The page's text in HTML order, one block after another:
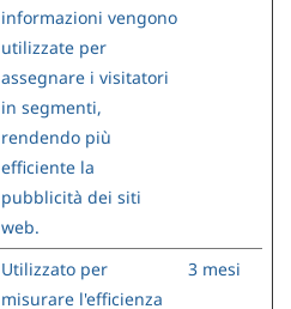
informazioni vengono
utilizzate per
assegnare i visitatori
in segmenti,
rendendo più
efficiente la
pubblicità dei siti
web.
Utilizzato per
misurare l'efficienza
3 mesi